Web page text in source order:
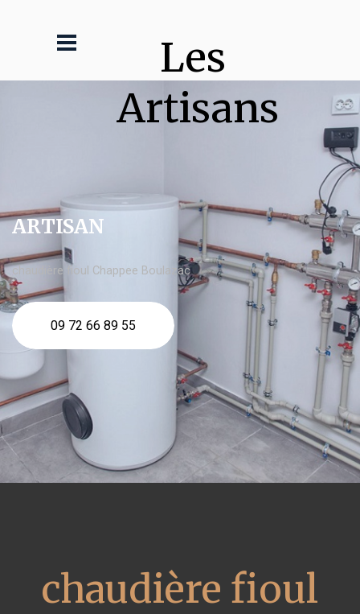
Les
Artisans
ARTISAN
chaudière fioul Chappee Boulazac
09 72 66 89 55
chaudière fioul